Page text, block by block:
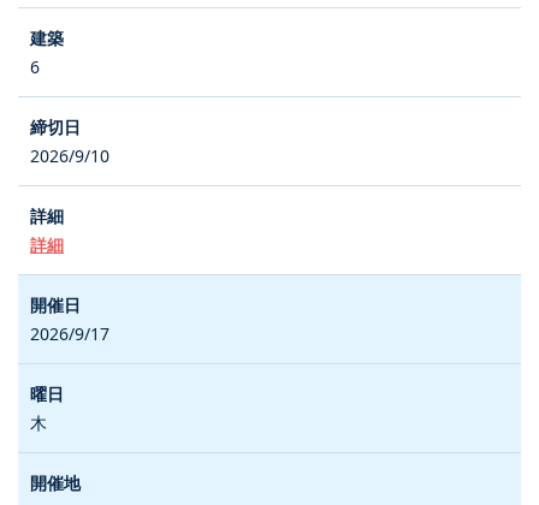
6
2026/9/10
詳細
2026/9/17
木